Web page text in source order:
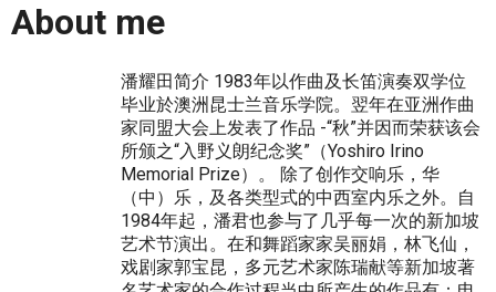
About me
潘耀田简介 1983年以作曲及长笛演奏双学位
毕业於澳洲昆士兰音乐学院。翌年在亚洲作曲
家同盟大会上发表了作品 -“秋”并因而荣获该会
所颁之“入野义朗纪念奖”（Yoshiro Irino
Memorial Prize）。 除了创作交响乐，华
（中）乐，及各类型式的中西室内乐之外。自
1984年起，潘君也参与了几乎每一次的新加坡
艺术节演出。在和舞蹈家家吴丽娟，林飞仙，
戏剧家郭宝昆，多元艺术家陈瑞献等新加坡著